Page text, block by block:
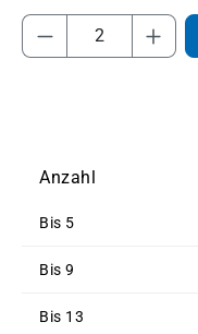
Produkt
Anzahl
Bis 5
Bis 9
Bis 13